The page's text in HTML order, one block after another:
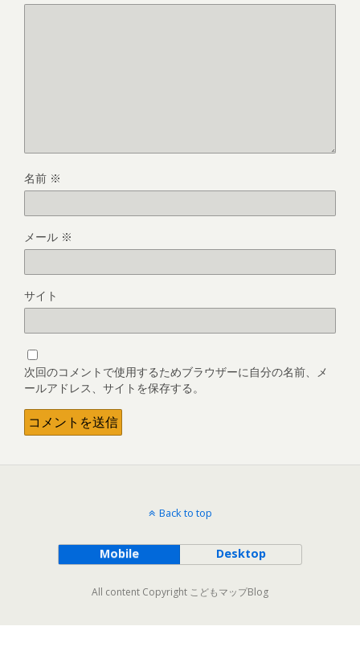
名前 ※
メール ※
サイト
次回のコメントで使用するためブラウザーに自分の名前、メ
ールアドレス、サイトを保存する。
Back to top
Mobile Desktop
All content Copyright こどもマップBlog